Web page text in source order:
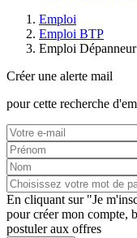
Emploi
Emploi BTP
Emploi
Créer une alerte mail
pour cette recherche
En cliquant sur "Je
pour créer mon compte,
postuler aux offres